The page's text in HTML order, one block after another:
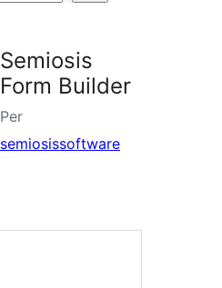
Semiosis
Form Builder
Per
semiosissoftware